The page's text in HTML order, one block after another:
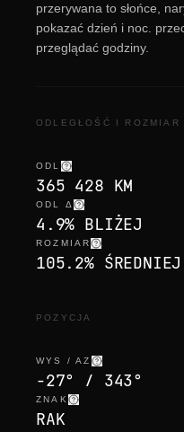
przerywana to słońce,
pokazać dzień i noc.
przeglądać godziny.
ODLEGŁOŚĆ I ROZMIAR
ODL
365 428 KM
ODL Δ
4.9% BLIŻEJ
ROZMIAR
105.2% ŚREDNIEJ
POZYCJA
WYS / AZ
-27° / 343°
ZNAK
RAK